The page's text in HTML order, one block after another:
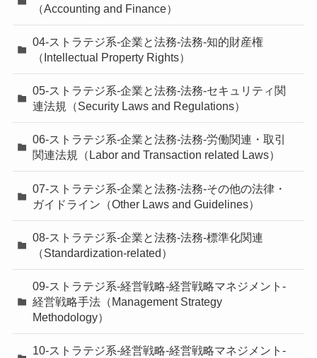
（Accounting and Finance）
04-ストラテジ系-企業と法務-法務-知的財産権
（Intellectual Property Rights）
05-ストラテジ系-企業と法務-法務-セキュリティ関
連法規（Security Laws and Regulations）
06-ストラテジ系-企業と法務-法務-労働関連・取引
関連法規（Labor and Transaction related Laws）
07-ストラテジ系-企業と法務-法務-その他の法律・
ガイドライン（Other Laws and Guidelines）
08-ストラテジ系-企業と法務-法務-標準化関連
（Standardization-related）
09-ストラテジ系-経営戦略-経営戦略マネジメント-
経営戦略手法（Management Strategy
Methodology）
10-ストラテジ系-経営戦略-経営戦略マネジメント-